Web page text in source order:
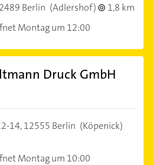
Berlin (Adlershof)
1,8 km
Montag um 12:00
Druck GmbH
14,12555 Berlin (Köpenick)
Montag um 10:00